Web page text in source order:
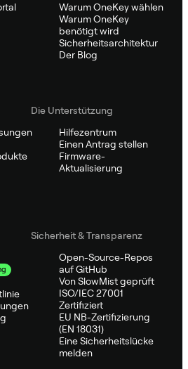
Warum OneKey wählen
Warum OneKey
benötigt wird
Sicherheitsarchitektur
Der Blog
Die Unterstützung
Hilfezentrum
Einen Antrag stellen
Firmware-
Aktualisierung
Sicherheit & Transparenz
Open-Source-Repos
auf GitHub
Von SlowMist geprüft
ISO/IEC 27001
Zertifiziert
EU NB-Zertifizierung
(EN 18031)
Eine Sicherheitslücke
melden